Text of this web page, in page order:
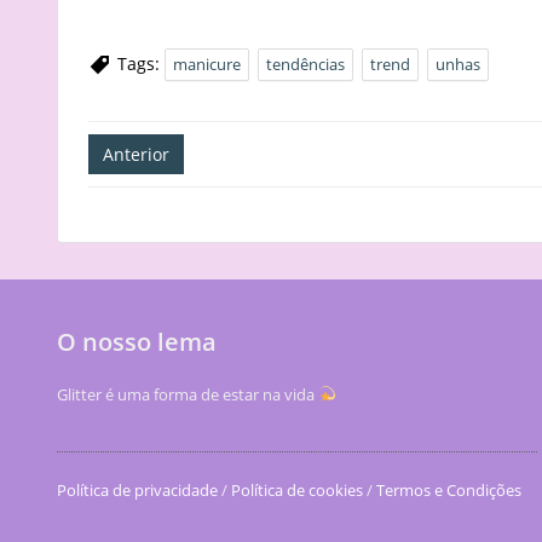
Tags: manicure tendências trend unhas
Navegação
de
Anterior
O nosso lema
Glitter é uma forma de estar na vida
Política de privacidade/ Política de cookies/Termos e Condições